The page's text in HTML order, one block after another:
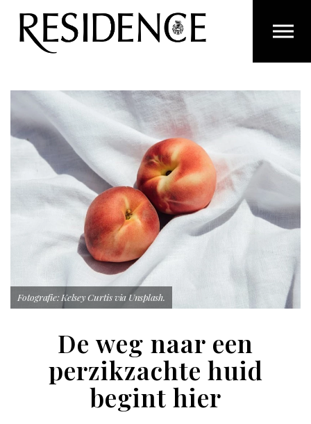
Overslaan en ga direct naar de inhoud
Fotografie: Kelsey Curtis via Unsplash.
De weg naar een
perzikzachte huid
begint hier